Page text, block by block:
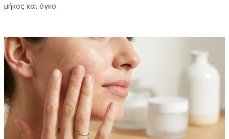
μήκος και όγκο.